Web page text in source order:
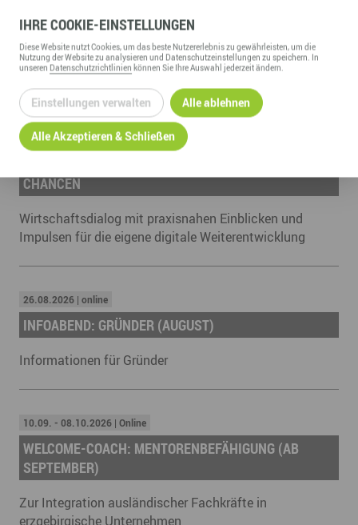
TERMINE & VERANSTALTUNGEN
17.08.2026 | GDZ Gründer- und Dienstleistungszentrum Annaberg
UNTERNEHMERFORUM: ERZGEBIRGE DIGITAL –
CHANCEN
Wirtschaftsdialog mit praxisnahen Einblicken und
Impulsen für die eigene digitale Weiterentwicklung
26.08.2026 | online
INFOABEND: GRÜNDER (AUGUST)
Informationen für Gründer
10.09. - 08.10.2026 | Online
WELCOME-COACH: MENTORENBEFÄHIGUNG (AB
SEPTEMBER)
Zur Integration ausländischer Fachkräfte in
erzgebirgische Unternehmen
IHRECOOKIE-EINSTELLUNGEN
DieseWebsitenutzt Cookies, um das beste Nutzererlebnis zu gewährleisten, um die
Nutzung derWebsitezu analysieren und Datenschutzeinstellungen zu speichern. In
unseren Datenschutzrichtlinien können Sie Ihre Auswahl jederzeit ändern.
Einstellungen verwalten Alle ablehnen
Alle Akzeptieren & Schließen